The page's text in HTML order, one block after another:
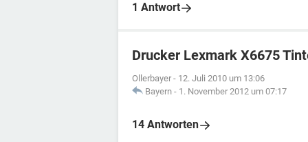
1 Antwort
Drucker Lexmark X6675
Ollerbayer - 12. Juli 2010 um 13:06
Bayern - 1. November 2012 um 07:17
14 Antworten